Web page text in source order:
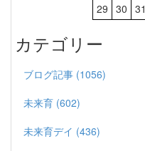
29 30 31
カテゴリー
ブログ記事 (1056)
未来育 (602)
未来育デイ (436)